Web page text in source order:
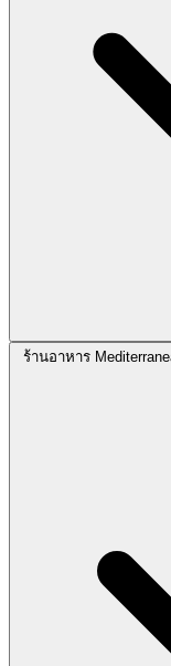
ร้านอาหาร